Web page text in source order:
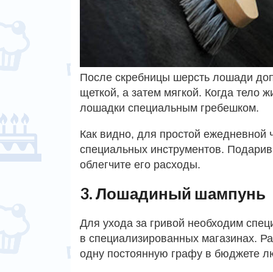
После скребницы шерсть лошади
щеткой, а затем мягкой. Когда тело
лошадки специальным гребешком.
Как видно, для простой ежедневной
специальных инструментов.
облегчите его расходы.
3. Лошадиный шампунь
Для ухода за гривой необходим
в специализированных магазинах.
одну постоянную графу в бюджете